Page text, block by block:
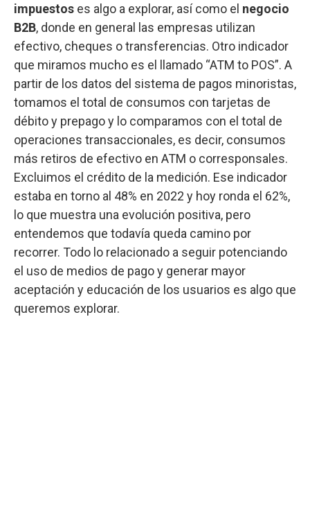
impuestos es algo a explorar, así como el negocio
B2B, donde en general las empresas utilizan
efectivo, cheques o transferencias. Otro indicador
que miramos mucho es el llamado “ATM to POS”. A
partir de los datos del sistema de pagos minoristas,
tomamos el total de consumos con tarjetas de
débito y prepago y lo comparamos con el total de
operaciones transaccionales, es decir, consumos
más retiros de efectivo en ATM o corresponsales.
Excluimos el crédito de la medición. Ese indicador
estaba en torno al 48% en 2022 y hoy ronda el 62%,
lo que muestra una evolución positiva, pero
entendemos que todavía queda camino por
recorrer. Todo lo relacionado a seguir potenciando
el uso de medios de pago y generar mayor
aceptación y educación de los usuarios es algo que
queremos explorar.